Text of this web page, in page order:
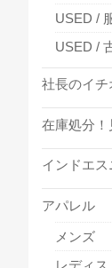
USED /
USED /
社長のイチ
在庫処分！
インドエス
アパレル
メンズ
レディス